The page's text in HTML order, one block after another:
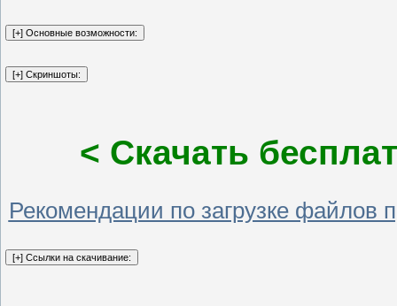
< Скачать
Рекомендации по загрузке файлов